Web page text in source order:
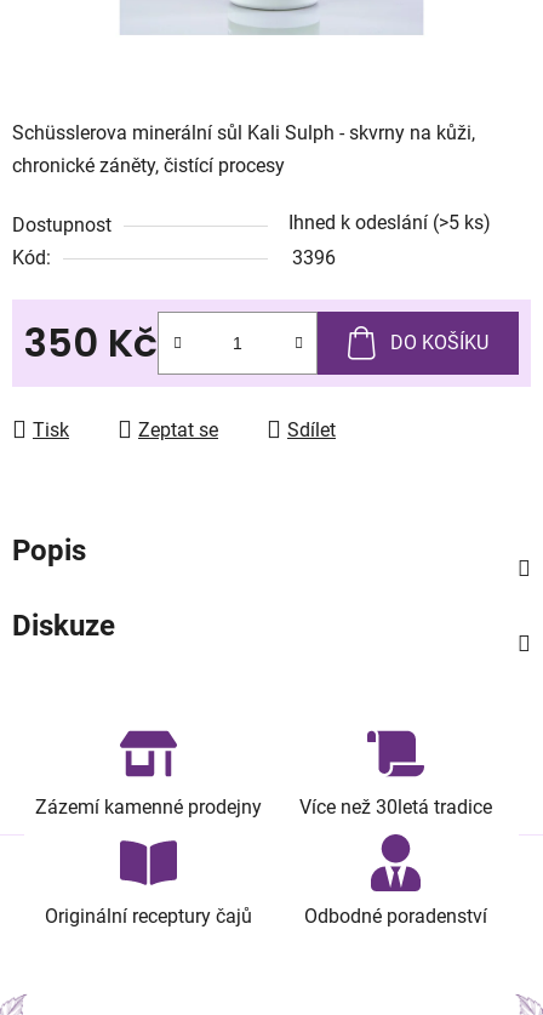
Schüsslerova minerální sůl Kali Sulph - skvrny na kůži,
chronické záněty, čistící procesy
Dostupnost Ihned k odeslání (>5 ks)
Kód:
3396
350 Kč DO KOŠÍKU
Tisk Zeptat se Sdílet
Popis
Diskuze
Zázemí kamenné prodejny Více než 30letá tradice
Originální receptury čajů Odbodné poradenství